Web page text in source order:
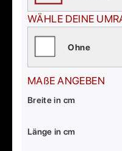
WÄHLE DEINE
Ohne
MAßE ANGEBEN
Breite in cm
Länge in cm